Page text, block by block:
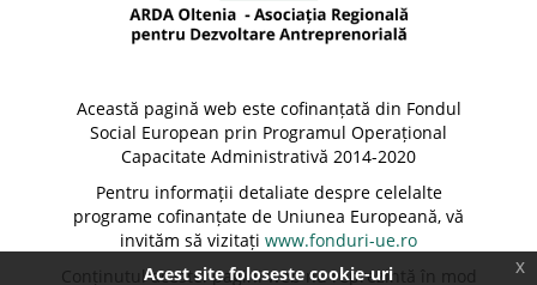
Această pagină web este cofinanțată din Fondul
Social European prin Programul Operațional
Capacitate Administrativă 2014-2020
Pentru informații detaliate despre celelalte
programe cofinanțate de Uniunea Europeană, vă
invităm să vizitați www.fonduri-ue.ro
Conținutul acestei pagini web nu reprezintă în mod
Acest site foloseste cookie-uri x